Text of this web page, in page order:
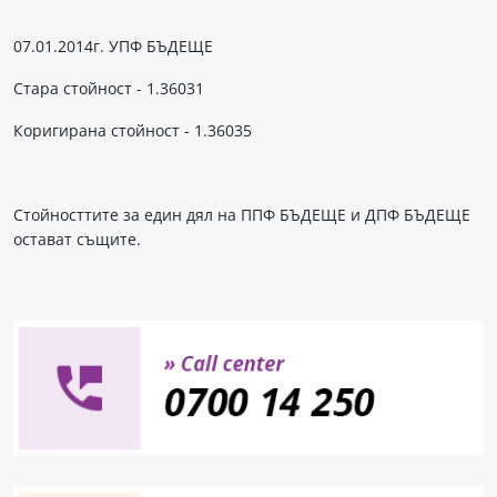
07.01.2014г. УПФ БЪДЕЩЕ
Стара стойност - 1.36031
Коригирана стойност - 1.36035
Стойносттите за един дял на ППФ БЪДЕЩЕ и ДПФ БЪДЕЩЕ
остават същите.